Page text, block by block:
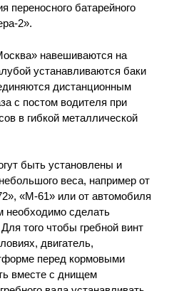
переносного батарейного
2».
навешиваются на
устанавливаются баки
дистанционным
с постом водителя при
в гибкой металлической
быть установлены и
веса, например от
«М-61» или от автомобиля
необходимо сделать
того чтобы гребной винт
двигатель,
перед кормовыми
вместе с днищем